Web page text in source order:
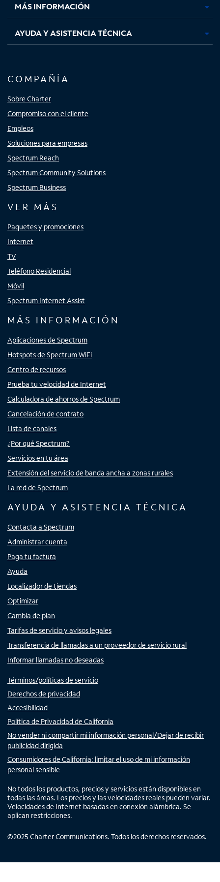
MÁS INFORMACIÓN
AYUDA Y ASISTENCIA TÉCNICA
COMPAÑÍA
Sobre Charter
Compromiso con el cliente
Empleos
Soluciones para empresas
Spectrum Reach
Spectrum Community Solutions
Spectrum Business
VER MÁS
Paquetes y promociones
Internet
TV
Teléfono Residencial
Móvil
Spectrum Internet Assist
MÁS INFORMACIÓN
Aplicaciones de Spectrum
Hotspots de Spectrum WiFi
Centro de recursos
Prueba tu velocidad de Internet
Calculadora de ahorros de Spectrum
Cancelación de contrato
Lista de canales
¿Por qué Spectrum?
Servicios en tu área
Extensión del servicio de banda ancha a zonas rurales
La red de Spectrum
AYUDA Y ASISTENCIA TÉCNICA
Contacta a Spectrum
Administrar cuenta
Paga tu factura
Ayuda
Localizador de tiendas
Optimizar
Cambia de plan
Tarifas de servicio y avisos legales
Transferencia de llamadas a un proveedor de servicio rural
Informar llamadas no deseadas
Términos/políticas de servicio
Derechos de privacidad
Accesibilidad
Política de Privacidad de California
No vender ni compartir mi información personal/Dejar de recibir
publicidad dirigida
Consumidores de California: limitar el uso de mi información
personal sensible
No todos los productos, precios y servicios están disponibles en
todas las áreas. Los precios y las velocidades reales pueden variar.
Velocidades de Internet basadas en conexión alámbrica. Se
aplican restricciones.
©2025 Charter Communications. Todos los derechos reservados.